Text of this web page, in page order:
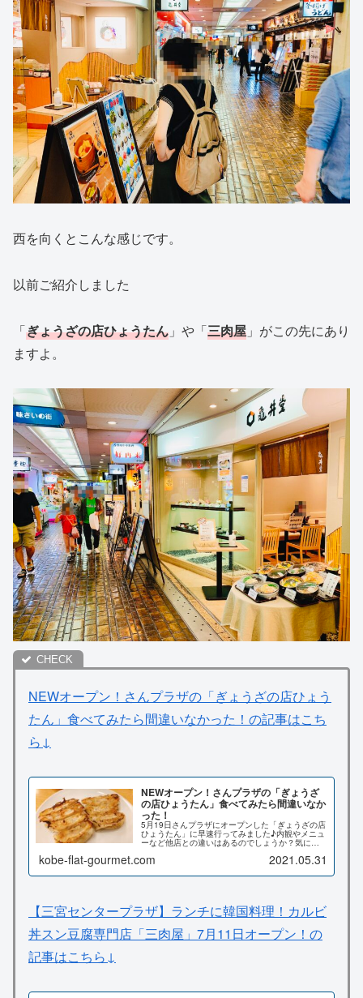
西を向くとこんな感じです。
以前ご紹介しました
「ぎょうざの店ひょうたん 」や「三肉屋 」がこの先にあり
ますよ。
NEWオープン！さんプラザの「ぎょうざの店ひょう
たん」食べてみたら間違いなかった！の記事はこち
ら↓
NEWオープン！さんプラザの「ぎょうざ
の店ひょうたん」食べてみたら間違いなか
った！
5月19日さんプラザにオープンした「ぎょうざの店
ひょうたん」に早速行ってみました♪内観やメニュ
ーなど他店との違いはあるのでしょうか？気にな
るお味は？実際に訪問した感想をお届けします！
kobe-flat-gourmet.com 2021.05.31
【三宮センタープラザ】ランチに韓国料理！カルビ
丼スン豆腐専門店「三肉屋」7月11日オープン！の
記事はこちら↓